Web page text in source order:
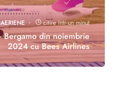
citire într-un minut
Bergamo din noiembrie
2024 cu Bees Airlines